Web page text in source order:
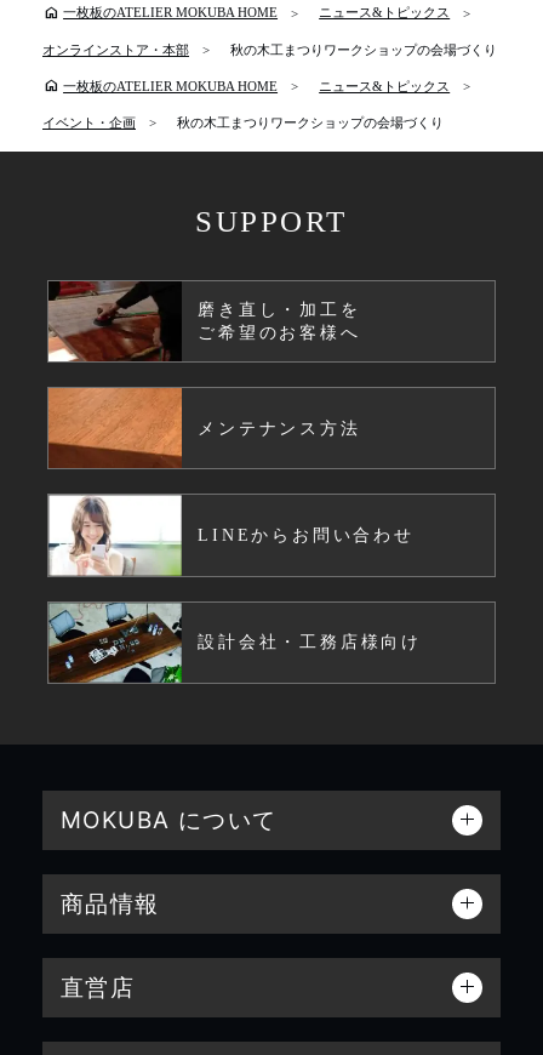
home 一枚板のATELIER MOKUBA HOME ニュース&トピックス
オンラインストア・本部 秋の木工まつりワークショップの会場づくり
home 一枚板のATELIER MOKUBA HOME ニュース&トピックス
イベント・企画 秋の木工まつりワークショップの会場づくり
SUPPORT
磨き直し・加工を
ご希望のお客様へ
メンテナンス方法
LINEからお問い合わせ
設計会社・工務店様向け
MOKUBA について
商品情報
直営店